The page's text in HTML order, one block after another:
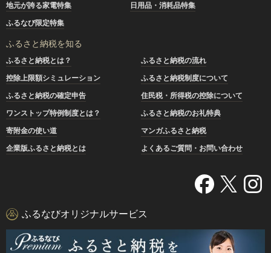
地元が誇る家電特集
日用品・消耗品特集
ふるなび限定特集
ふるさと納税を知る
ふるさと納税とは？
ふるさと納税の流れ
控除上限額シミュレーション
ふるさと納税制度について
ふるさと納税の確定申告
住民税・所得税の控除について
ワンストップ特例制度とは？
ふるさと納税のお礼特典
寄附金の使い道
マンガふるさと納税
企業版ふるさと納税とは
よくあるご質問・お問い合わせ
ふるなびオリジナルサービス